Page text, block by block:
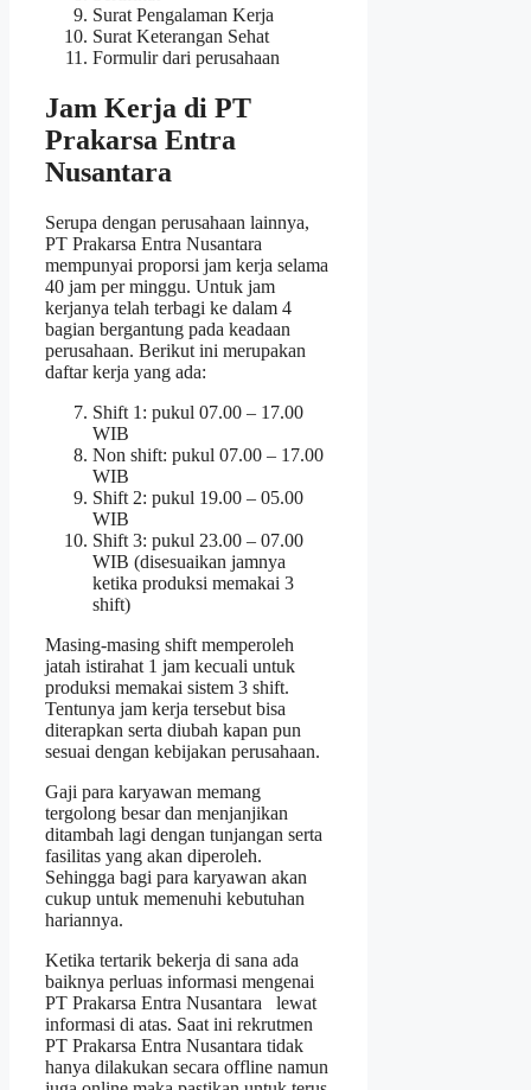
Surat Pengalaman Kerja
Surat Keterangan Sehat
Formulir dari perusahaan
Jam Kerja di PT
Prakarsa Entra
Nusantara
Serupa dengan perusahaan lainnya,
PT Prakarsa Entra Nusantara
mempunyai proporsi jam kerja selama
40 jam per minggu. Untuk jam
kerjanya telah terbagi ke dalam 4
bagian bergantung pada keadaan
perusahaan. Berikut ini merupakan
daftar kerja yang ada:
Shift 1: pukul 07.00 – 17.00
WIB
Non shift: pukul 07.00 – 17.00
WIB
Shift 2: pukul 19.00 – 05.00
WIB
Shift 3: pukul 23.00 – 07.00
WIB (disesuaikan jamnya
ketika produksi memakai 3
shift)
Masing-masing shift memperoleh
jatah istirahat 1 jam kecuali untuk
produksi memakai sistem 3 shift.
Tentunya jam kerja tersebut bisa
diterapkan serta diubah kapan pun
sesuai dengan kebijakan perusahaan.
Gaji para karyawan memang
tergolong besar dan menjanjikan
ditambah lagi dengan tunjangan serta
fasilitas yang akan diperoleh.
Sehingga bagi para karyawan akan
cukup untuk memenuhi kebutuhan
hariannya.
Ketika tertarik bekerja di sana ada
baiknya perluas informasi mengenai
PT Prakarsa Entra Nusantara lewat
informasi di atas. Saat ini rekrutmen
PT Prakarsa Entra Nusantara tidak
hanya dilakukan secara offline namun